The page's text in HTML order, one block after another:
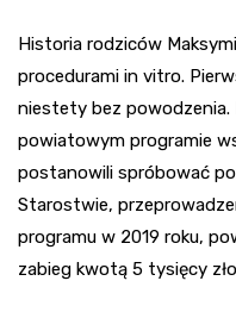
Historia rodziców
procedurami in vitro.
niestety bez powodzenia.
powiatowym programie
postanowili spróbować
Starostwie,
programu w 2019 roku,
zabieg kwotą 5 tysięcy